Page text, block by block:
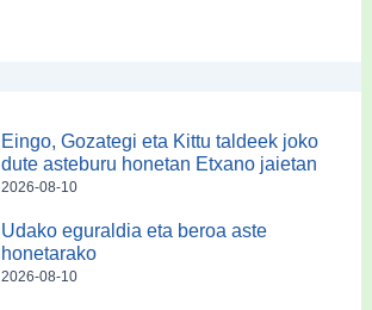
Eingo, Gozategi eta Kittu taldeek joko
dute asteburu honetan Etxano jaietan
2026-08-10
Udako eguraldia eta beroa aste
honetarako
2026-08-10